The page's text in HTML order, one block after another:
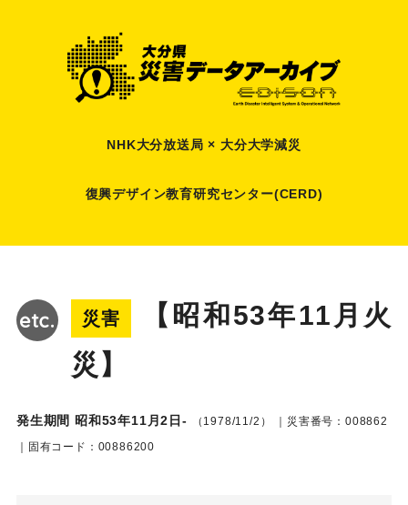
NHK大分放送局 × 大分大学減災
復興デザイン教育研究センター(CERD)
災害
【昭和53年11月火
災】
発生期間 昭和53年11月2日- （1978/11/2）
｜災害番号：008862
｜固有コード：00886200